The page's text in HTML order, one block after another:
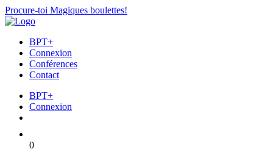
Procure-toi Magiques boulettes!
BPT+
Connexion
Conférences
Contact
BPT+
Connexion
0